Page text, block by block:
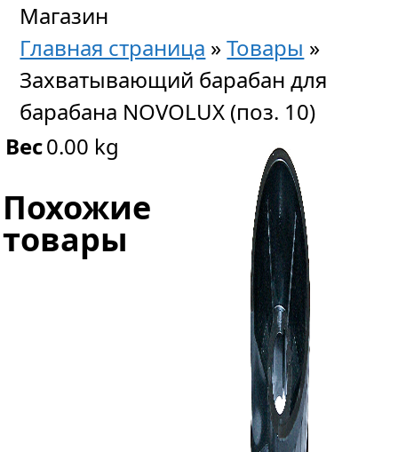
Магазин
Главная страница »Товары »
Захватывающий барабан для
барабана NOVOLUX (поз. 10)
Вес0.00 kg
Похожие
товары